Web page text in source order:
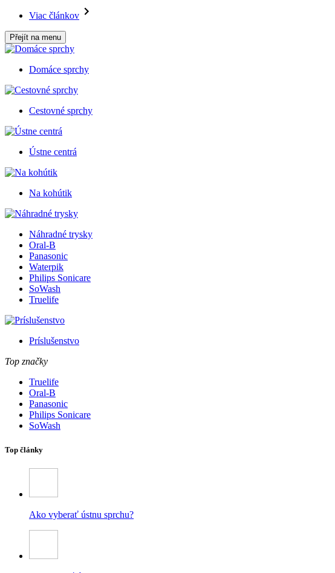
Viac článkov
Přejít na menu
Domáce sprchy
Cestovné sprchy
Ústne centrá
Na kohútik
Náhradné trysky
Oral-B
Panasonic
Waterpik
Philips Sonicare
SoWash
Truelife
Príslušenstvo
Top značky
Truelife
Oral-B
Panasonic
Philips Sonicare
SoWash
Top články
Ako vyberať ústnu sprchu?